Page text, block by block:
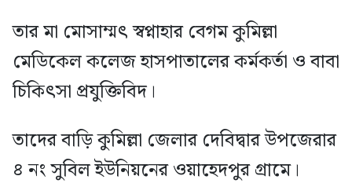
তার মা মোসাম্মৎ স্বপ্নাহার বেগম কুমিল্লা
মেডিকেল কলেজ হাসপাতালের কর্মকর্তা ও বাবা
চিকিৎসা প্রযুক্তিবিদ।
তাদের বাড়ি কুমিল্লা জেলার দেবিদ্বার উপজেরার
৪ নং সুবিল ইউনিয়নের ওয়াহেদপুর গ্রামে।